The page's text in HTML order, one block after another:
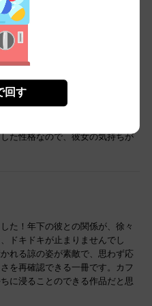
たびに、なんだかドキドキして
象的で、彼女がいかに周りの
ても共感できました。御曹司の
スパイスを加えている点がとて
せんでした！これからの二人の
た性格なので、彼女の気持ちが
た！年下の彼との関係が、徐々
ドキドキが止まりませんでし
れる諒の姿が素敵で、思わず応
を再確認できる一冊です。カフ
に浸ることのできる作品だと思
回す